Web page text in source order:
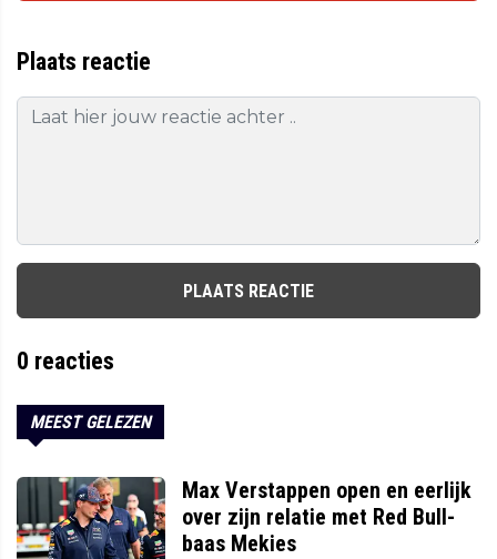
Plaats reactie
PLAATS REACTIE
0 reacties
MEEST GELEZEN
Max Verstappen open en eerlijk
over zijn relatie met Red Bull-
baas Mekies